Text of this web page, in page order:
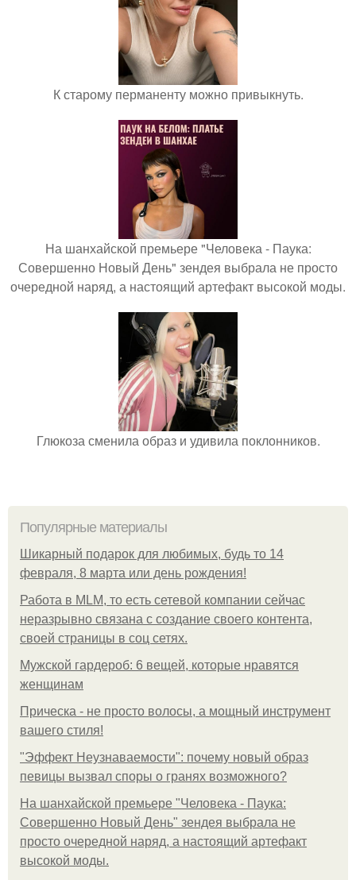
К старому перманенту можно привыкнуть.
На шанхайской премьере "Человека - Паука:
Совершенно Новый День" зендея выбрала не просто
очередной наряд, а настоящий артефакт высокой моды.
Глюкоза сменила образ и удивила поклонников.
Популярные материалы
Шикарный подарок для любимых, будь то 14
февраля, 8 марта или день рождения!
Работа в MLM, то есть сетевой компании сейчас
неразрывно связана с создание своего контента,
своей страницы в соц сетях.
Мужской гардероб: 6 вещей, которые нравятся
женщинам
Прическа - не просто волосы, а мощный инструмент
вашего стиля!
"Эффект Неузнаваемости": почему новый образ
певицы вызвал споры о гранях возможного?
На шанхайской премьере "Человека - Паука:
Совершенно Новый День" зендея выбрала не
просто очередной наряд, а настоящий артефакт
высокой моды.